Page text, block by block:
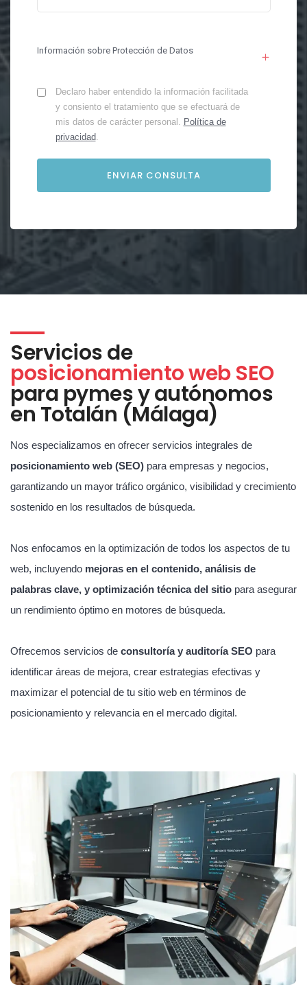
Información sobre Protección de Datos
Declaro haber entendido la información facilitada
y consiento el tratamiento que se efectuará de
mis datos de carácter personal. Política de
privacidad.
Servicios de
posicionamiento web SEO
para pymes y autónomos
en Totalán (Málaga)
Nos especializamos en ofrecer servicios integrales de
posicionamiento web (SEO) para empresas y negocios,
garantizando un mayor tráfico orgánico, visibilidad y crecimiento
sostenido en los resultados de búsqueda.
Nos enfocamos en la optimización de todos los aspectos de tu
web, incluyendo mejoras en el contenido, análisis de
palabras clave, y optimización técnica del sitio para asegurar
un rendimiento óptimo en motores de búsqueda.
Ofrecemos servicios de consultoría y auditoría SEO para
identificar áreas de mejora, crear estrategias efectivas y
maximizar el potencial de tu sitio web en términos de
posicionamiento y relevancia en el mercado digital.